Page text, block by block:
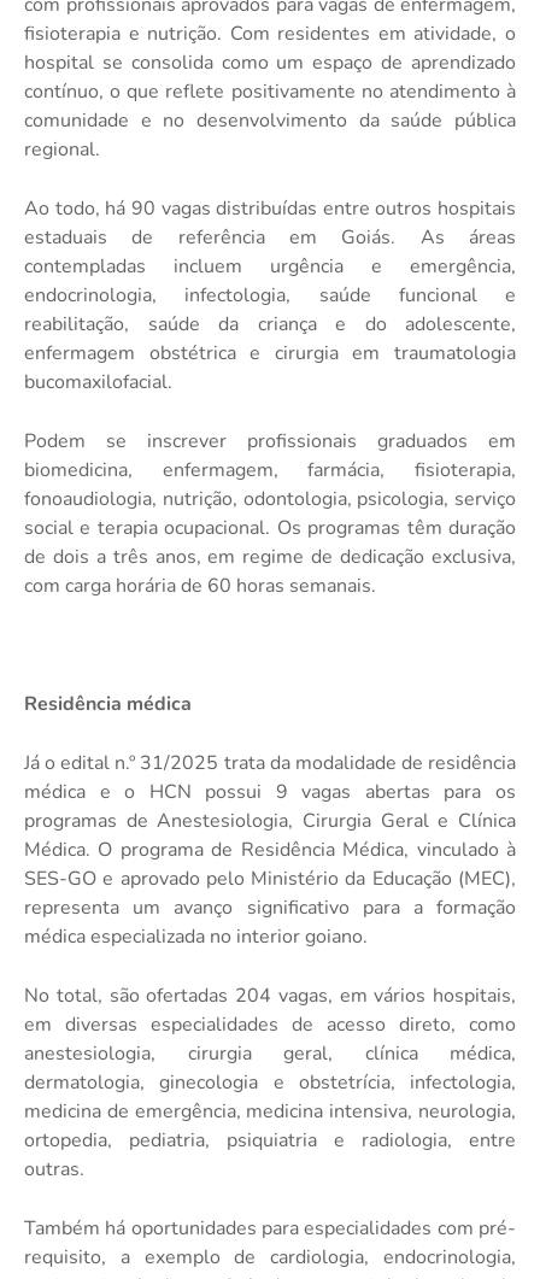
fisioterapia e nutrição. Com residentes em atividade, o
hospital se consolida como um espaço de aprendizado
contínuo, o que reflete positivamente no atendimento à
comunidade e no desenvolvimento da saúde pública
regional.
Ao todo, há 90 vagas distribuídas entre outros hospitais
estaduais de referência em Goiás. As áreas
contempladas incluem urgência e emergência,
endocrinologia, infectologia, saúde funcional e
reabilitação, saúde da criança e do adolescente,
enfermagem obstétrica e cirurgia em traumatologia
bucomaxilofacial.
Podem se inscrever profissionais graduados em
biomedicina, enfermagem, farmácia, fisioterapia,
fonoaudiologia, nutrição, odontologia, psicologia, serviço
social e terapia ocupacional. Os programas têm duração
de dois a três anos, em regime de dedicação exclusiva,
com carga horária de 60 horas semanais.
Residência médica
Já o edital n.º 31/2025 trata da modalidade de residência
médica e o HCN possui 9 vagas abertas para os
programas de Anestesiologia, Cirurgia Geral e Clínica
Médica. O programa de Residência Médica, vinculado à
SES-GO e aprovado pelo Ministério da Educação (MEC),
representa um avanço significativo para a formação
médica especializada no interior goiano.
No total, são ofertadas 204 vagas, em vários hospitais,
em diversas especialidades de acesso direto, como
anestesiologia, cirurgia geral, clínica médica,
dermatologia, ginecologia e obstetrícia, infectologia,
medicina de emergência, medicina intensiva, neurologia,
ortopedia, pediatria, psiquiatria e radiologia, entre
outras.
Também há oportunidades para especialidades com pré-
requisito, a exemplo de cardiologia, endocrinologia,